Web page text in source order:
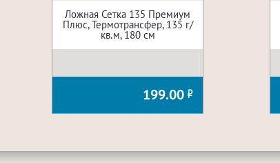
Ложная Сетка 135 Премиум
Плюс, Термотрансфер, 135 г/
кв.м, 180 см
199.00